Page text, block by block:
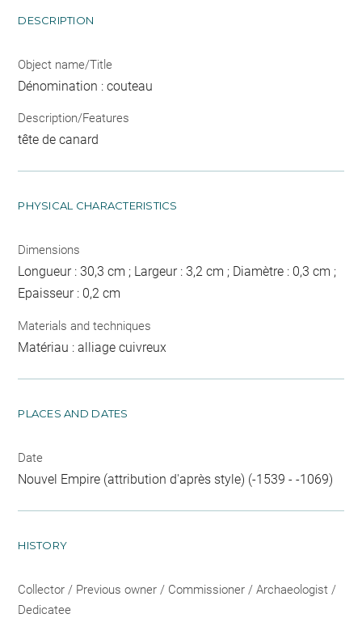
DESCRIPTION
Object name/Title
Dénomination : couteau
Description/Features
tête de canard
PHYSICAL CHARACTERISTICS
Dimensions
Longueur : 30,3 cm ; Largeur : 3,2 cm ; Diamètre : 0,3 cm ;
Epaisseur : 0,2 cm
Materials and techniques
Matériau : alliage cuivreux
PLACES AND DATES
Date
Nouvel Empire (attribution d'après style) (-1539 - -1069)
HISTORY
Collector / Previous owner / Commissioner / Archaeologist /
Dedicatee